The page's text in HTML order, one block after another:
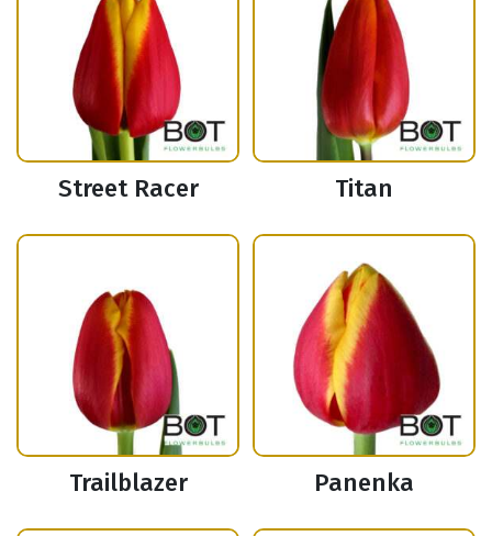
Street Racer Titan
Trailblazer Panenka